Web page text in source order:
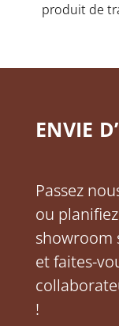
produit de
ENVIE
Passez
ou
showroom
et faites-
!